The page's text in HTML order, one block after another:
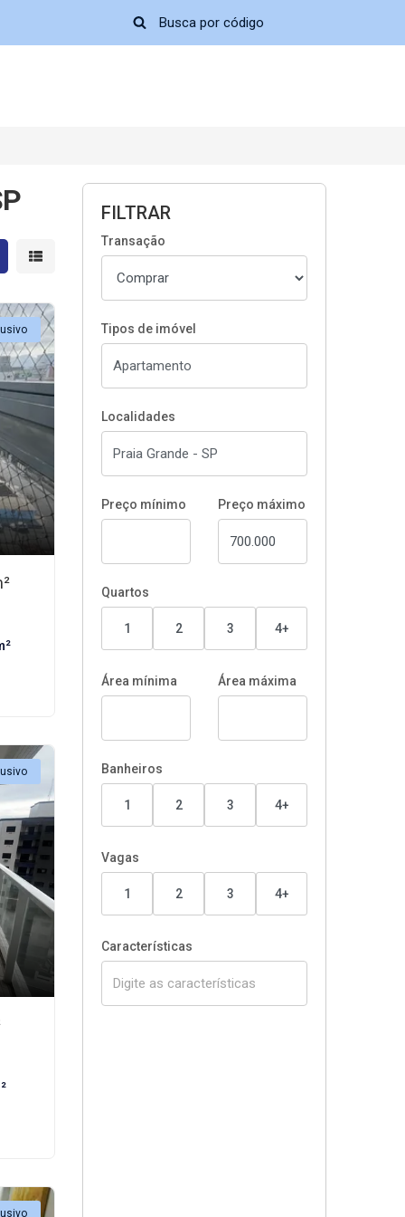
resultados em grade
Mostrar resultados em lista
FILTRAR
Transação
Tipos de imóvel
Localidades
Preço mínimo Preço máximo
Quartos
1 2 3 4+
Área mínima Área máxima
Banheiros
1 2 3 4+
Vagas
1 2 3 4+
Características